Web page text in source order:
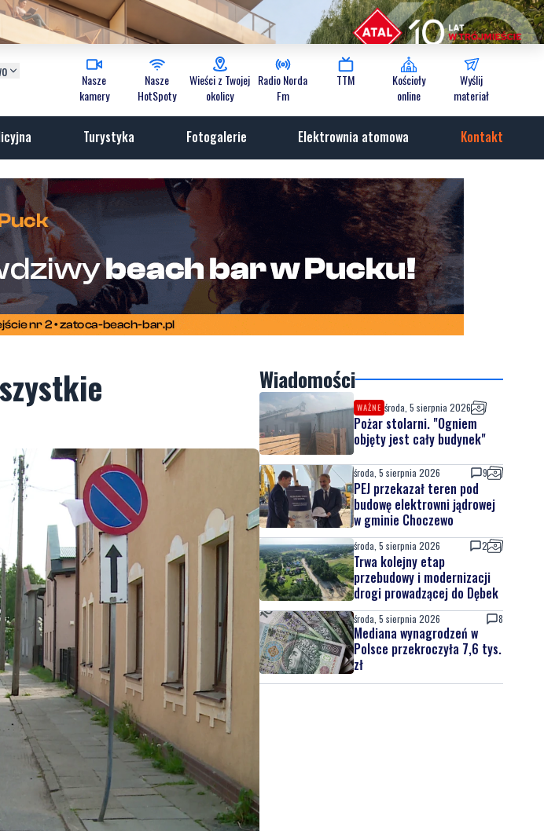
Nasze
kamery
Nasze
HotSpoty
Wieści z Twojej
okolicy
Radio Norda
Fm
TTM
Kościoły
online
Wyślij
materiał
Turystyka Fotogalerie Elektrownia atomowa Kontakt
Wiadomości
WAŻNE środa, 5 sierpnia 2026
Pożar stolarni. "Ogniem
objęty jest cały budynek"
środa, 5 sierpnia 2026 9
PEJ przekazał teren pod
budowę elektrowni jądrowej
w gminie Choczewo
środa, 5 sierpnia 2026 2
Trwa kolejny etap
przebudowy i modernizacji
drogi prowadzącej do Dębek
środa, 5 sierpnia 2026 8
Mediana wynagrodzeń w
Polsce przekroczyła 7,6 tys.
zł